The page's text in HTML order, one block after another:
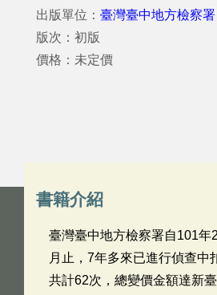
出版單位： 臺灣臺中地方檢察署
版次：初版
價格：未定價
書籍介紹
臺灣臺中地方檢察署自101年
月止，7年多來已進行偵查中
共計62次，總變價金額達新